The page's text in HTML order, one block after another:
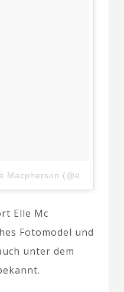
Ein Beitrag geteilt von Elle Macpherson (@ellemacphersonofficial)
Elle Mc
Fotomodel und
unter dem